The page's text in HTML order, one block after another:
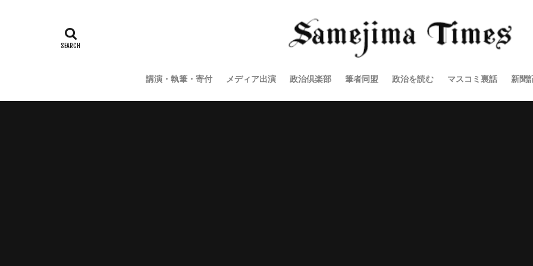
講演・執筆・寄付 メディア出演 政治倶楽部 筆者同盟 政治を読む マスコミ裏話 新聞